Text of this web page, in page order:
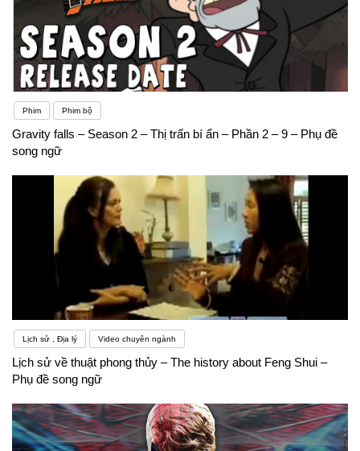
Phim Phim bộ
Gravity falls – Season 2 – Thị trấn bí ẩn – Phần 2 – 9 – Phụ đề
song ngữ
Lịch sử , Địa lý Video chuyên ngành
Lịch sử về thuật phong thủy – The history about Feng Shui –
Phụ đề song ngữ